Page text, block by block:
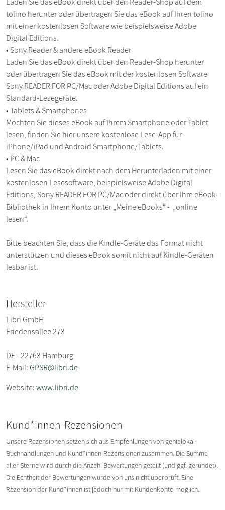
tolino herunter oder übertragen Sie das eBook auf Ihren tolino
mit einer kostenlosen Software wie beispielsweise Adobe
Digital Editions.
• Sony Reader & andere eBook Reader
Laden Sie das eBook direkt über den Reader-Shop herunter
oder übertragen Sie das eBook mit der kostenlosen Software
Sony READER FOR PC/Mac oder Adobe Digital Editions auf ein
Standard-Lesegeräte.
• Tablets & Smartphones
Möchten Sie dieses eBook auf Ihrem Smartphone oder Tablet
lesen, finden Sie hier unsere kostenlose Lese-App für
iPhone/iPad und Android Smartphone/Tablets.
• PC & Mac
Lesen Sie das eBook direkt nach dem Herunterladen mit einer
kostenlosen Lesesoftware, beispielsweise Adobe Digital
Editions, Sony READER FOR PC/Mac oder direkt über Ihre eBook-
Bibliothek in Ihrem Konto unter „Meine eBooks“ - „online
lesen“.
Bitte beachten Sie, dass die Kindle-Geräte das Format nicht
unterstützen und dieses eBook somit nicht auf Kindle-Geräten
lesbar ist.
Hersteller
Libri GmbH
Friedensallee 273
DE - 22763 Hamburg
E-Mail:GPSR@libri.de
Website:www.libri.de
Kund*innen-Rezensionen
Unsere Rezensionen setzen sich aus Empfehlungen von genialokal-
Buchhandlungen und Kund*innen-Rezensionen zusammen. Die Summe
aller Sterne wird durch die Anzahl Bewertungen geteilt (und ggf. gerundet).
Die Echtheit der Bewertungen wurde von uns nicht überprüft. Eine
Rezension der Kund*innen ist jedoch nur mit Kundenkonto möglich.